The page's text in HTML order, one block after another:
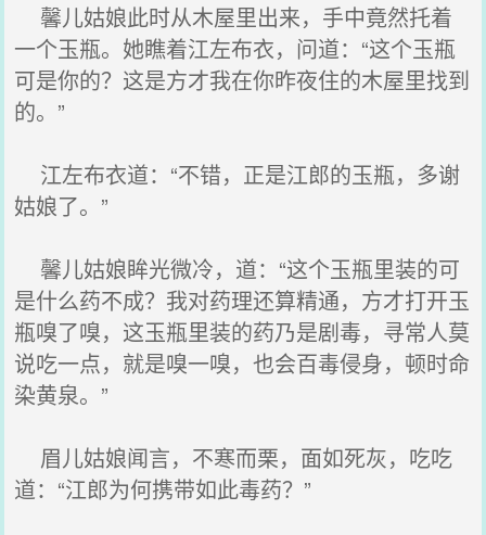
馨儿姑娘此时从木屋里出来，手中竟然托着
一个玉瓶。她瞧着江左布衣，问道：“这个玉瓶
可是你的？这是方才我在你昨夜住的木屋里找到
的。”
江左布衣道：“不错，正是江郎的玉瓶，多谢
姑娘了。”
馨儿姑娘眸光微冷，道：“这个玉瓶里装的可
是什么药不成？我对药理还算精通，方才打开玉
瓶嗅了嗅，这玉瓶里装的药乃是剧毒，寻常人莫
说吃一点，就是嗅一嗅，也会百毒侵身，顿时命
染黄泉。”
眉儿姑娘闻言，不寒而栗，面如死灰，吃吃
道：“江郎为何携带如此毒药？”